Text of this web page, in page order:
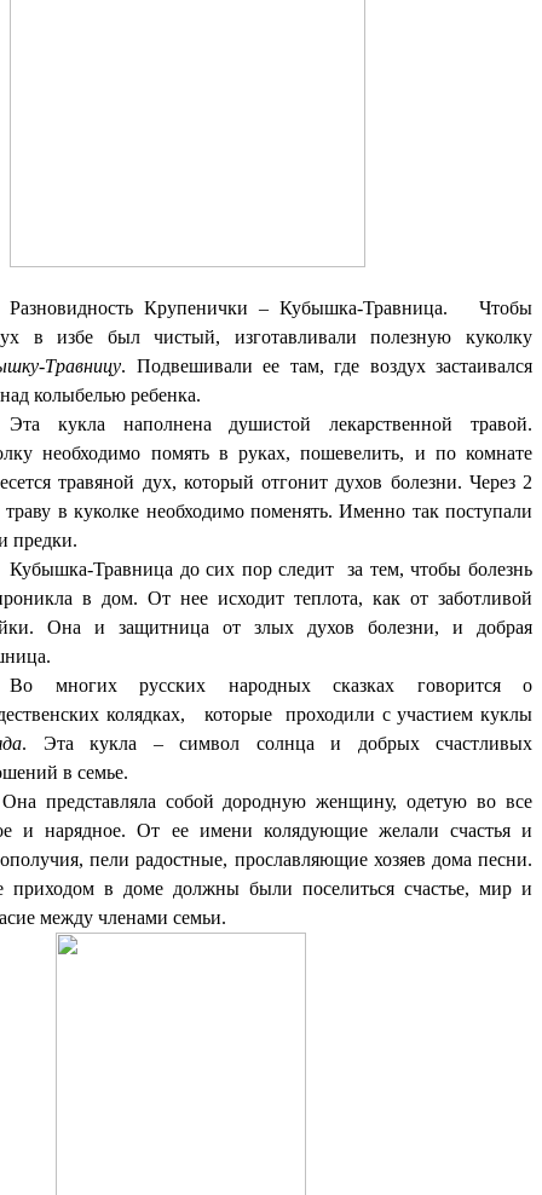
Разновидность Крупенички – Кубышка-Травница. Чтобы
в избе был чистый, изготавливали полезную куколку
Травницу. Подвешивали ее там, где воздух застаивался
колыбелью ребенка.
Эта кукла наполнена душистой лекарственной травой.
необходимо помять в руках, пошевелить, и по комнате
травяной дух, который отгонит духов болезни. Через 2
траву в куколке необходимо поменять. Именно так поступали
предки.
Кубышка-Травница до сих пор следит за тем, чтобы болезнь
в дом. От нее исходит теплота, как от заботливой
Она и защитница от злых духов болезни, и добрая
Во многих русских народных сказках говорится о
колядках, которые проходили с участием куклы
. Эта кукла – символ солнца и добрых счастливых
в семье.
собой дородную женщину, одетую во все
и нарядное. От ее имени колядующие желали счастья и
пели радостные, прославляющие хозяев дома песни.
приходом в доме должны были поселиться счастье, мир и
между членами семьи.